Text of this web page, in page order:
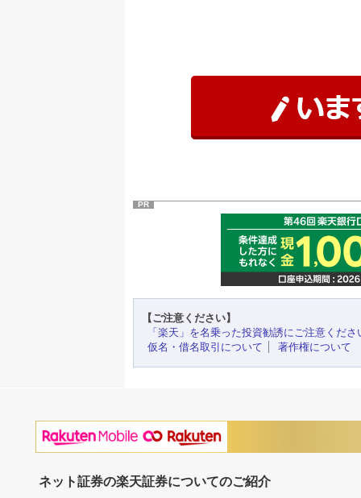
PR
【ご注意ください】
「楽天」を名乗った投資勧誘にご注意くださ
仮名・借名取引について
著作権について
ネット証券の楽天証券についてのご紹介